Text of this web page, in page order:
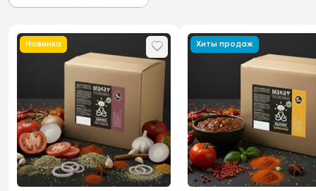
до дорогих
к дешевым
Новинка Хиты продаж